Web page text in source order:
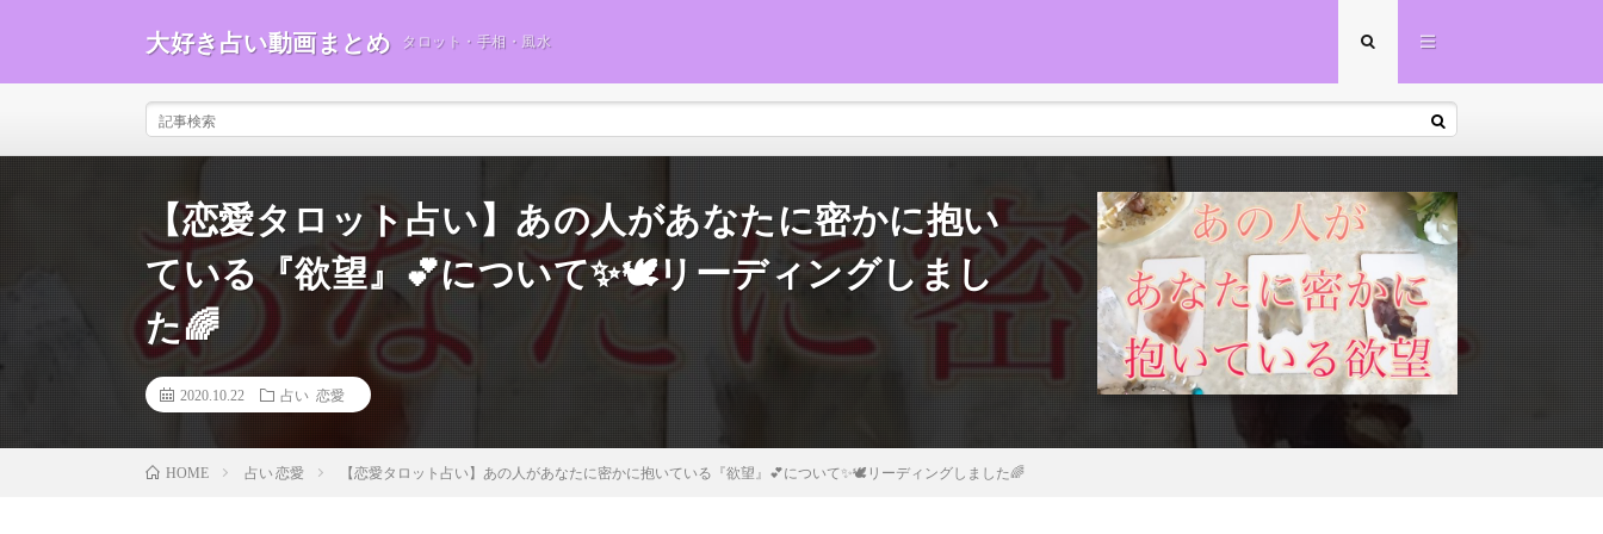
大好き占い動画まとめ タロット・手相・風水
【恋愛タロット占い】あの人があなたに密かに抱い
ている『欲望』💕について✨🕊️リーディングしまし
た🌈
2020.10.22 占い 恋愛
HOME 占い 恋愛 【恋愛タロット占い】あの人があなたに密かに抱いている『欲望』💕について✨🕊️リーディングしました🌈